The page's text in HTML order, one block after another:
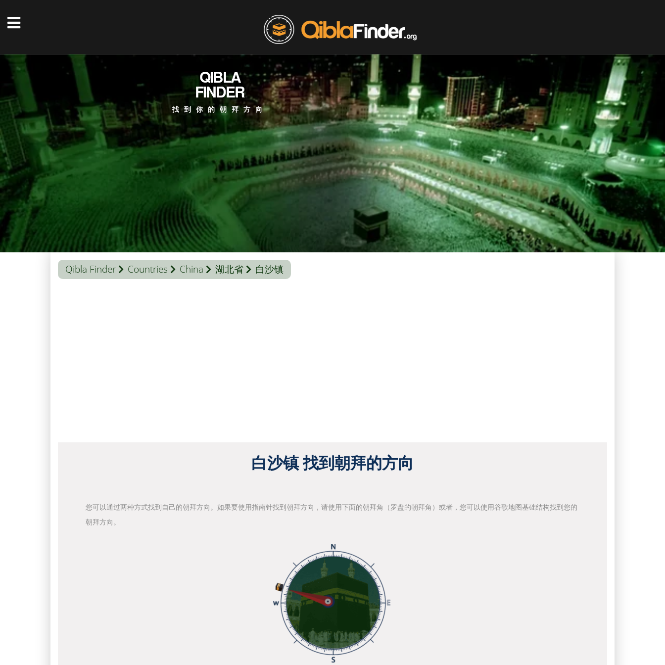
QIBLA
FINDER
找到你的朝拜方向
Qibla Finder Countries China 湖北省 白沙镇
白沙镇 找到朝拜的方向
您可以通过两种方式找到自己的朝拜方向。如果要使用指南针找到朝拜方向，请使用下面的朝拜角（罗盘的朝拜角）或者，您可以使用谷歌地图基础结构找到您的
朝拜方向。